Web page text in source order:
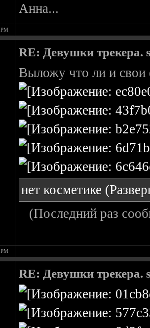
Анна...
RE: Девушки трекера.
Выложу что ли и свои
нет косметике
(Последний раз
RE: Девушки трекера.